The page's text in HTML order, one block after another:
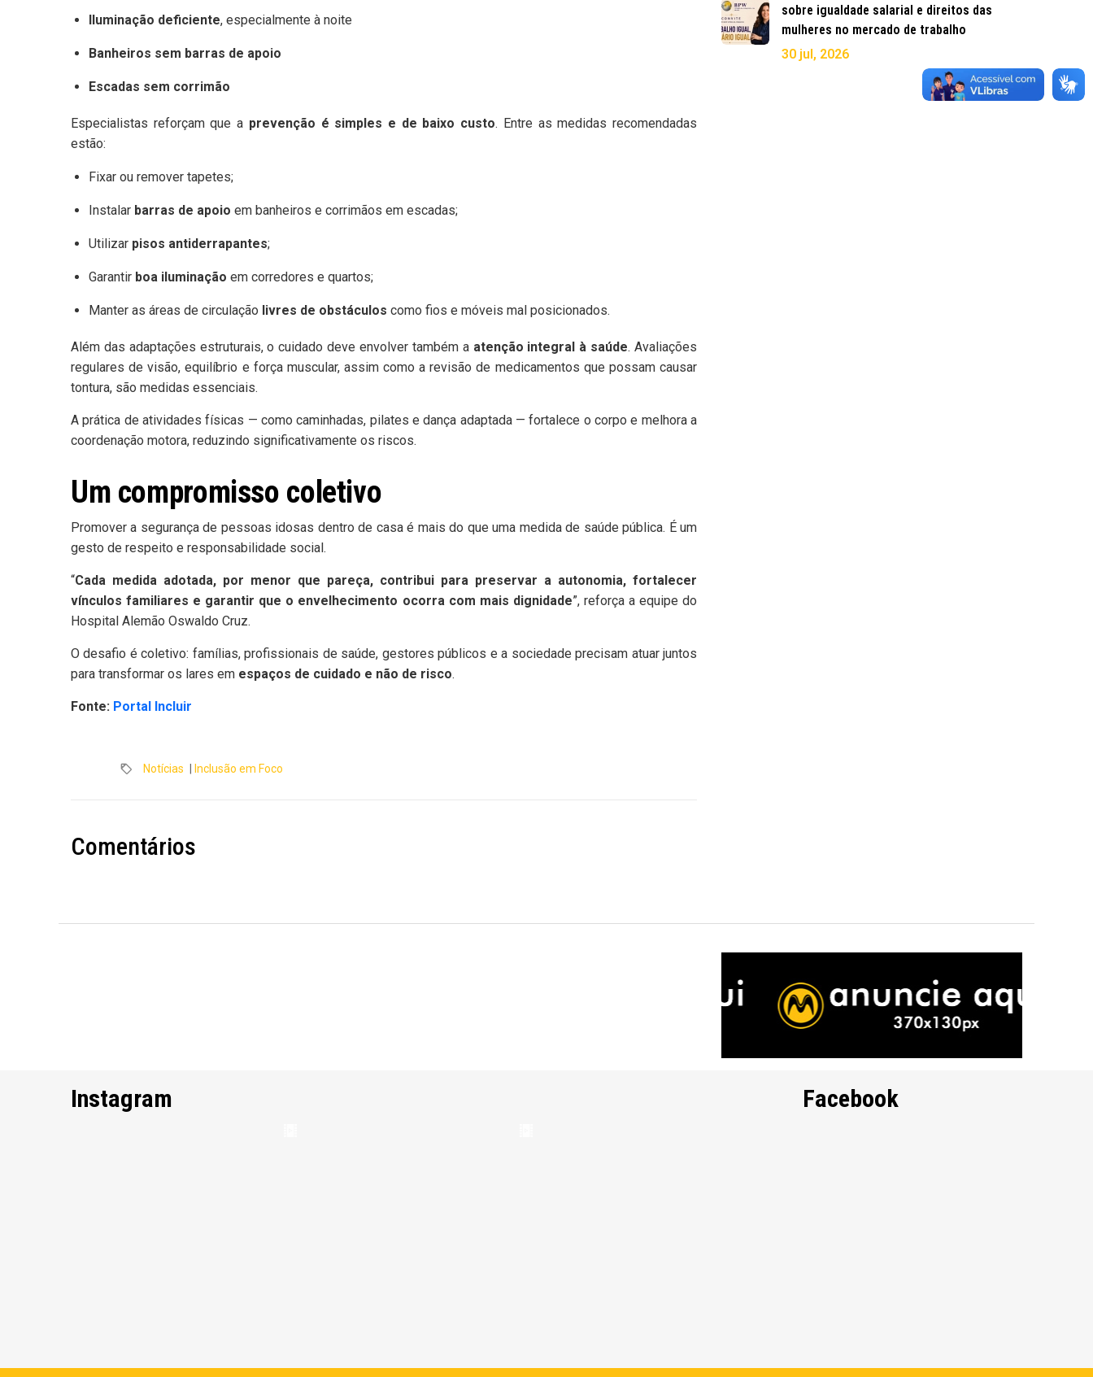
Iluminação deficiente, especialmente à noite
Banheiros sem barras de apoio
Escadas sem corrimão
Especialistas reforçam que a prevenção é simples e de baixo custo. Entre as medidas recomendadas
estão:
Fixar ou remover tapetes;
Instalar barras de apoio em banheiros e corrimãos em escadas;
Utilizar pisos antiderrapantes;
Garantir boa iluminação em corredores e quartos;
Manter as áreas de circulação livres de obstáculos como fios e móveis mal posicionados.
Além das adaptações estruturais, o cuidado deve envolver também a atenção integral à saúde. Avaliações
regulares de visão, equilíbrio e força muscular, assim como a revisão de medicamentos que possam causar
tontura, são medidas essenciais.
A prática de atividades físicas — como caminhadas, pilates e dança adaptada — fortalece o corpo e melhora a
coordenação motora, reduzindo significativamente os riscos.
Um compromisso coletivo
Promover a segurança de pessoas idosas dentro de casa é mais do que uma medida de saúde pública. É um
gesto de respeito e responsabilidade social.
“Cada medida adotada, por menor que pareça, contribui para preservar a autonomia, fortalecer
vínculos familiares e garantir que o envelhecimento ocorra com mais dignidade”, reforça a equipe do
Hospital Alemão Oswaldo Cruz.
O desafio é coletivo: famílias, profissionais de saúde, gestores públicos e a sociedade precisam atuar juntos
para transformar os lares em espaços de cuidado e não de risco.
Fonte: Portal Incluir
Notícias Inclusão em Foco
Comentários
sobre igualdade salarial e direitos das
mulheres no mercado de trabalho
30 jul, 2026
Instagram Facebook